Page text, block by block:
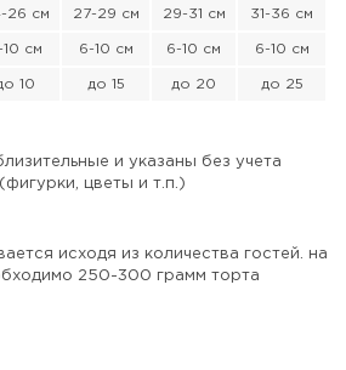
26 см 27-29 см 29-31 см 31-36 см
10 см 6-10 см 6-10 см 6-10 см
10 до 15 до 20 до 25
и указаны без учета
цветы и т.п.)
исходя из количества гостей. на
250-300 грамм торта
файл или фото
Отправить